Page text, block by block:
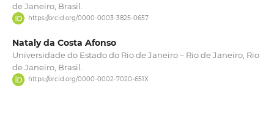
de Janeiro, Brasil.
https://orcid.org/0000-0003-3825-0657
Nataly da Costa Afonso
Universidade do Estado do Rio de Janeiro – Rio de Janeiro, Rio
de Janeiro, Brasil.
https://orcid.org/0000-0002-7020-651X